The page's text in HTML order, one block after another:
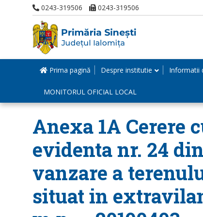
0243-319506 0243-319506
Prima pagină Despre institutie Informatii
MONITORUL OFICIAL LOCAL
Anexa 1A Cerere
evidenta nr. 24
vanzare a
situat in